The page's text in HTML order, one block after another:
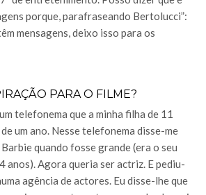
porque, parafraseando Bertolucci”:
mensagens, deixo isso para os
PARA O FILME?
telefonema que a minha filha de 11
um ano. Nesse telefonema disse-me
quando fosse grande (era o seu
anos). Agora queria ser actriz. E pediu-
agência de actores. Eu disse-lhe que